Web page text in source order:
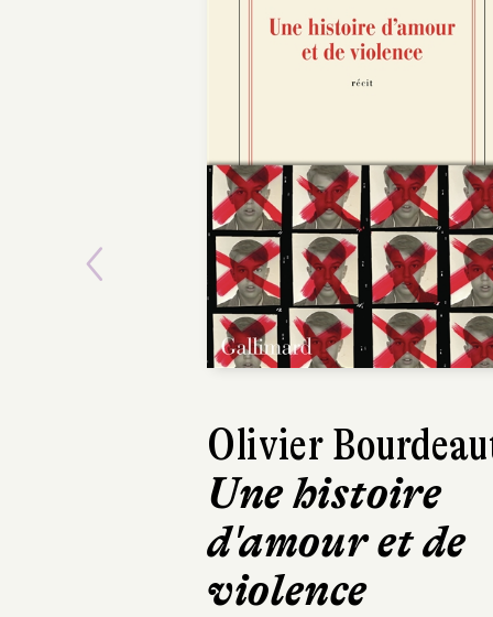
Olivier
Une histoire
d'amour et de
violence
Marie-Hélène
Lafon
Hors champ
Buchet Chastel
Previous